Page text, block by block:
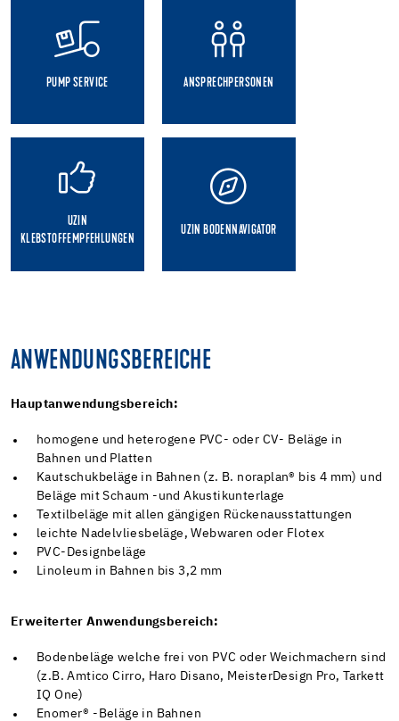
PUMP SERVICE ANSPRECHPERSONEN
UZIN
KLEBSTOFFEMPFEHLUNGEN
UZIN BODENNAVIGATOR
ANWENDUNGSBEREICHE
Hauptanwendungsbereich:
homogene und heterogene PVC- oder CV- Beläge in
Bahnen und Platten
Kautschukbeläge in Bahnen (z. B. noraplan® bis 4 mm) und
Beläge mit Schaum -und Akustikunterlage
Textilbeläge mit allen gängigen Rückenausstattungen
leichte Nadelvliesbeläge, Webwaren oder Flotex
PVC-Designbeläge
Linoleum in Bahnen bis 3,2 mm
Erweiterter Anwendungsbereich:
Bodenbeläge welche frei von PVC oder Weichmachern sind
(z.B. Amtico Cirro, Haro Disano, MeisterDesign Pro, Tarkett
IQ One)
Enomer® -Beläge in Bahnen